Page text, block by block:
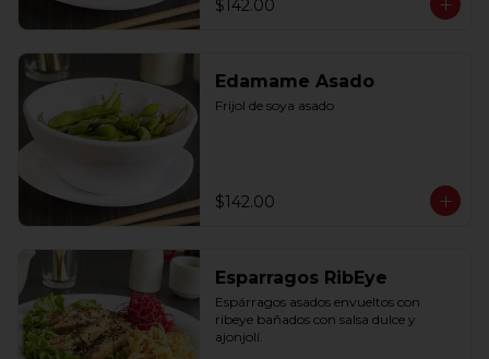
$142.00
Edamame Asado
Frijol de soya asado
$142.00
Esparragos RibEye
Espárragos asados envueltos con
ribeye bañados con salsa dulce y
ajonjolí.